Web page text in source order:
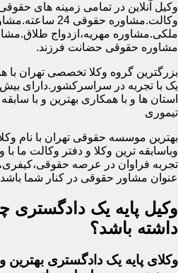
وکیل آنلاین در تمامی زمینه های
وکالت.مشاوره
ملکی.مشاوره مهریه،ازدواج
مشاوره حقوقی حضانت فرزند.
تیموری
بهترین موسسه حقوقی تهران با نام
وباسابقه ترین وکلا و دفتر وکالت ما
تجربه فراوان در عرصه
عنوان مشاور حقوقی در کنار شما
وکیل پایه یک دادگستری
داشته باشد؟
وکلای پایه یک دادگستری بهترین